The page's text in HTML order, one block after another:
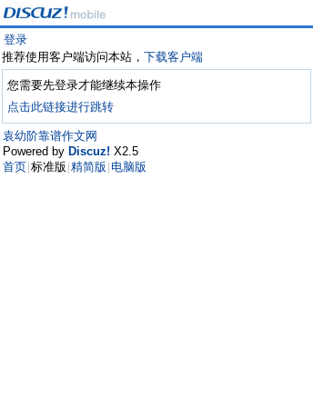
登录
推荐使用客户端访问本站， 下载客户端
您需要先登录才能继续本操作
点击此链接进行跳转
袁幼阶靠谱作文网
Powered by Discuz! X2.5
首页 标准版 精简版 电脑版